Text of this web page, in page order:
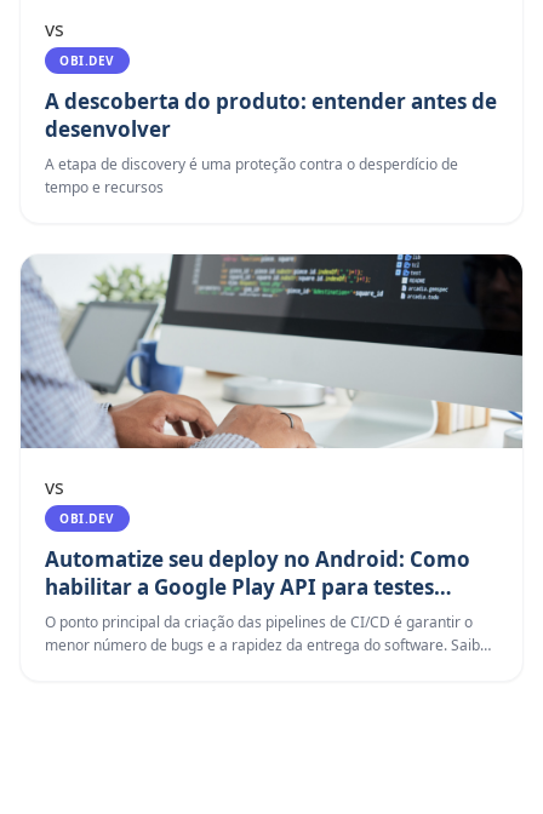
vs
OBI.DEV
A descoberta do produto: entender antes de
desenvolver
A etapa de discovery é uma proteção contra o desperdício de
tempo e recursos
vs
OBI.DEV
Automatize seu deploy no Android: Como
habilitar a Google Play API para testes
internos
O ponto principal da criação das pipelines de CI/CD é garantir o
menor número de bugs e a rapidez da entrega do software. Saiba